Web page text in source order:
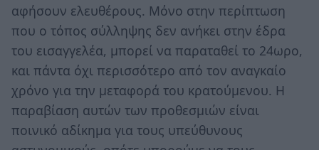
αφήσουν ελευθέρους. Μόνο στην περίπτωση
που ο τόπος σύλληψης δεν ανήκει στην έδρα
του εισαγγελέα, μπορεί να παραταθεί το 24ωρο,
και πάντα όχι περισσότερο από τον αναγκαίο
χρόνο για την μεταφορά του κρατούμενου. Η
παραβίαση αυτών των προθεσμιών είναι
ποινικό αδίκημα για τους υπεύθυνους